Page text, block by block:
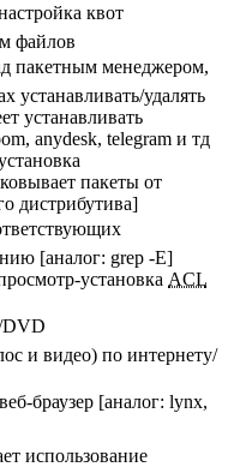
квот
файлов
пакетным менеджером,
устанавливать/удалять
устанавливать
anydesk, telegram и тд
пакеты от
дистрибутива]
[аналог: grep -E]
установка ACL
DVD
и видео) по интернету/
браузер [аналог: lynx,
использование